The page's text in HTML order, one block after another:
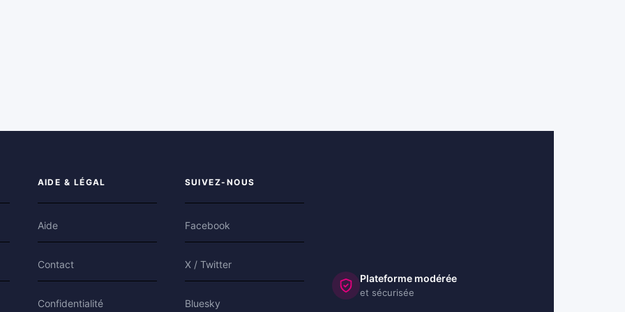
AIDE & LÉGAL
Aide
Contact
Confidentialité
SUIVEZ-NOUS
Facebook
X / Twitter
Bluesky
Plateforme modérée
et sécurisée